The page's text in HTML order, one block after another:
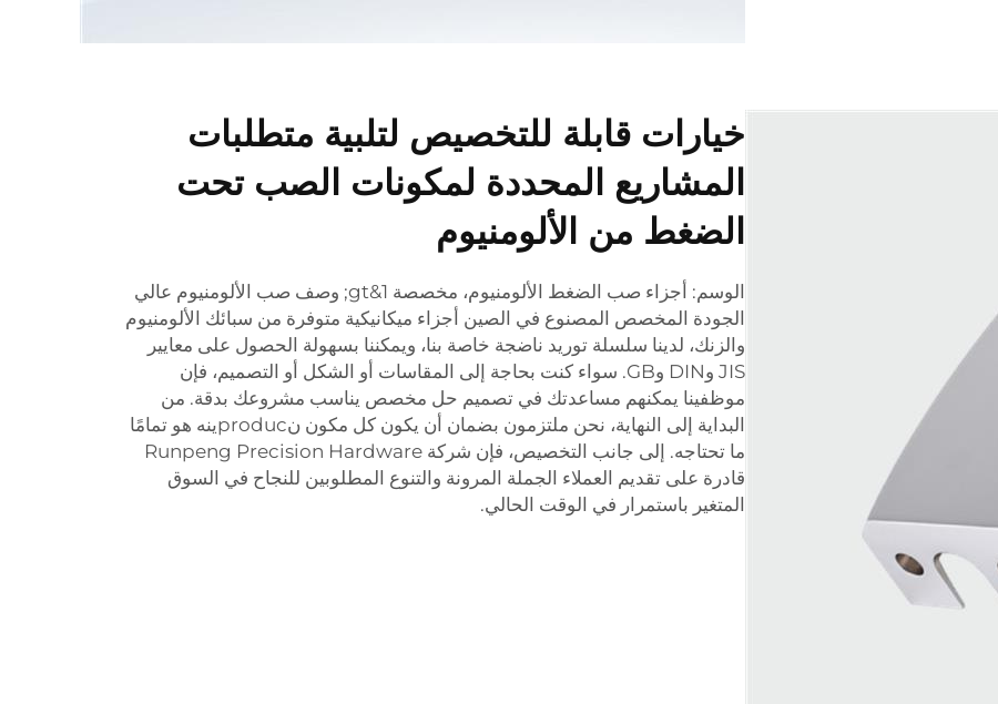
خيارات قابلة للتخصيص لتلبية متطلبات
المشاريع المحددة لمكونات الصب تحت
الضغط من الألومنيوم
الوسم: أجزاء صب الضغط الألومنيوم، مخصصة 1&gt; وصف صب الألومنيوم عالي
الجودة المخصص المصنوع في الصين أجزاء ميكانيكية متوفرة من سبائك الألومنيوم
والزنك، لدينا سلسلة توريد ناضجة خاصة بنا، ويمكننا بسهولة الحصول على معايير
JIS وDIN وGB. سواء كنت بحاجة إلى المقاسات أو الشكل أو التصميم، فإن
موظفينا يمكنهم مساعدتك في تصميم حل مخصص يناسب مشروعك بدقة. من
البداية إلى النهاية، نحن ملتزمون بضمان أن يكون كل مكون نproducينه هو تمامًا
ما تحتاجه. إلى جانب التخصيص، فإن شركة Runpeng Precision Hardware
قادرة على تقديم العملاء الجملة المرونة والتنوع المطلوبين للنجاح في السوق
المتغير باستمرار في الوقت الحالي.